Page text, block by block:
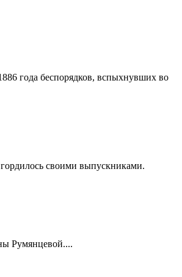
года беспорядков, вспыхнувших во
своими выпускниками.
Румянцевой....